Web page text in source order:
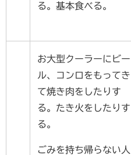
る。基本食べる。
お大型クーラーにビー
ル、コンロをもってき
て焼き肉をしたりす
る。たき火をしたりす
る。
ごみを持ち帰らない人